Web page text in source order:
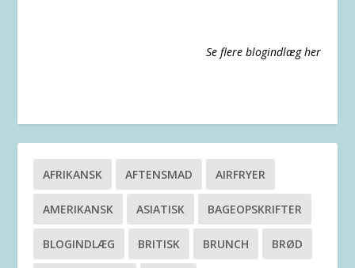
Se flere blogindlæg her
AFRIKANSK AFTENSMAD AIRFRYER
AMERIKANSK ASIATISK BAGEOPSKRIFTER
BLOGINDLÆG BRITISK BRUNCH BRØD